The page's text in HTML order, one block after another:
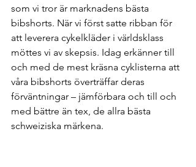
som vi tror är marknadens bästa
bibshorts. När vi först satte ribban för
att leverera cykelkläder i världsklass
möttes vi av skepsis. Idag erkänner till
och med de mest kräsna cyklisterna att
våra bibshorts överträffar deras
förväntningar – jämförbara och till och
med bättre än tex, de allra bästa
schweiziska märkena.